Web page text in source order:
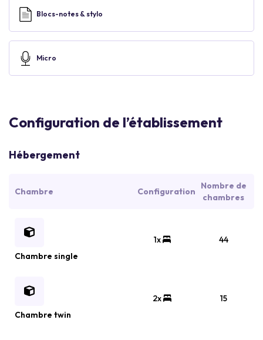
Blocs-notes & stylo
Micro
Configuration de l’établissement
Hébergement
Chambre Configuration
Nombre de
chambres
Chambre single
1x 44
Chambre twin
2x 15